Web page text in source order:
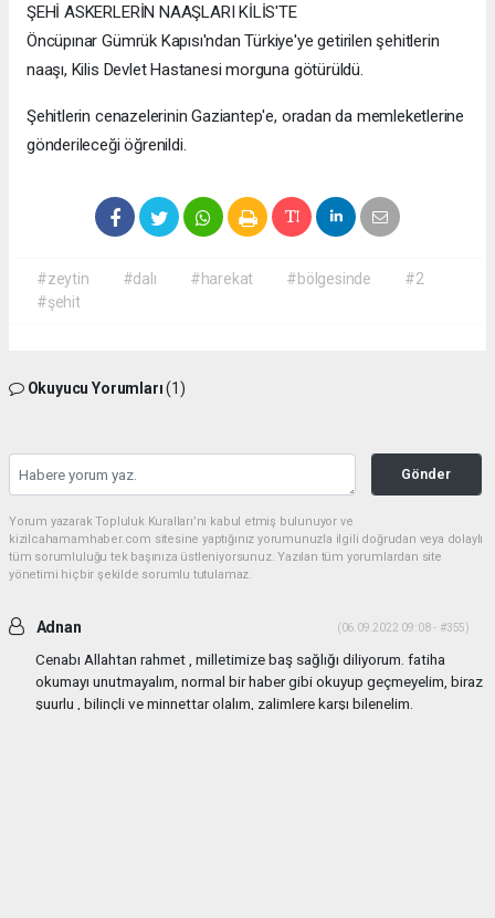
ŞEHİ ASKERLERİN NAAŞLARI KİLİS'TE
Öncüpınar Gümrük Kapısı'ndan Türkiye'ye getirilen şehitlerin
naaşı, Kilis Devlet Hastanesi morguna götürüldü.
Şehitlerin cenazelerinin Gaziantep'e, oradan da memleketlerine
gönderileceği öğrenildi.
#zeytin #dalı #harekat #bölgesinde
#2
#şehit
Okuyucu Yorumları(1)
Gönder
Yorum yazarak Topluluk Kuralları’nı kabul etmiş bulunuyor ve
kizilcahamamhaber.com sitesine yaptığınız yorumunuzla ilgili doğrudan veya dolaylı
tüm sorumluluğu tek başınıza üstleniyorsunuz. Yazılan tüm yorumlardan site
yönetimi hiçbir şekilde sorumlu tutulamaz.
Adnan (06.09.2022 09:08 - #355)
Cenabı Allahtan rahmet , milletimize baş sağlığı diliyorum. fatiha
okumayı unutmayalım, normal bir haber gibi okuyup geçmeyelim, biraz
şuurlu , bilinçli ve minnettar olalım, zalimlere karşı bilenelim.